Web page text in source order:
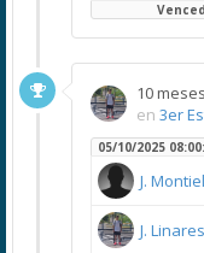
10
en 3er
05/10/2025
J. Montiel
J. Linares